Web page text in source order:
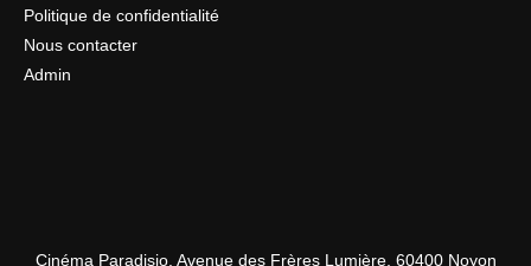
Politique de confidentialité
Nous contacter
Admin
Cinéma Paradisio, Avenue des Frères Lumière, 60400 Noyon